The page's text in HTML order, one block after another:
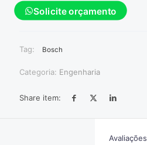
Solicite orçamento
Tag: Bosch
Categoria: Engenharia
Share item:
Avaliações